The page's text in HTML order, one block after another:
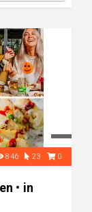
846 23 0
• in